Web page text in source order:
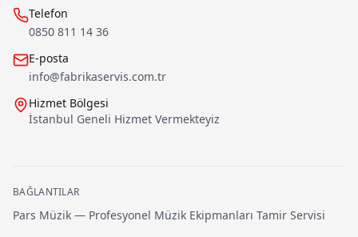
Telefon
0850 811 14 36
E-posta
info@fabrikaservis.com.tr
Hizmet Bölgesi
İstanbul Geneli Hizmet Vermekteyiz
BAĞLANTILAR
Pars Müzik — Profesyonel Müzik Ekipmanları Tamir Servisi